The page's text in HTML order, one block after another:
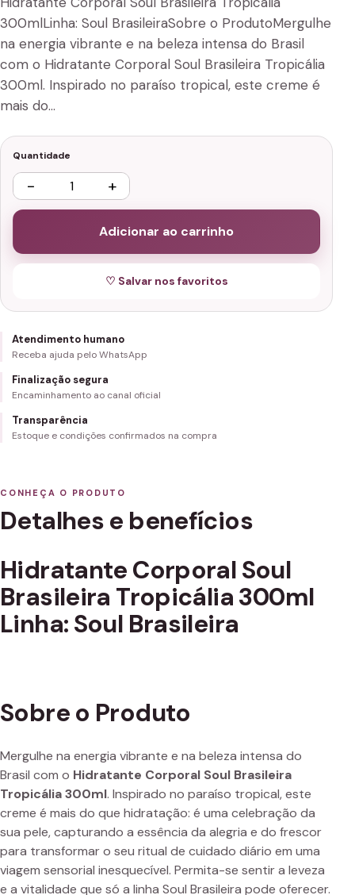
300mlLinha: Soul BrasileiraSobre o ProdutoMergulhe
na energia vibrante e na beleza intensa do Brasil
com o Hidratante Corporal Soul Brasileira Tropicália
300ml. Inspirado no paraíso tropical, este creme é
mais do…
Quantidade
− +
Adicionar ao carrinho
♡ Salvar nos favoritos
Atendimento humano
Receba ajuda pelo WhatsApp
Finalização segura
Encaminhamento ao canal oficial
Transparência
Estoque e condições confirmados na compra
CONHEÇA O PRODUTO
Detalhes e benefícios
Hidratante Corporal Soul
Brasileira Tropicália 300ml
Linha: Soul Brasileira
Sobre o Produto
Mergulhe na energia vibrante e na beleza intensa do
Brasil com o Hidratante Corporal Soul Brasileira
Tropicália 300ml. Inspirado no paraíso tropical, este
creme é mais do que hidratação: é uma celebração da
sua pele, capturando a essência da alegria e do frescor
para transformar o seu ritual de cuidado diário em uma
viagem sensorial inesquecível. Permita-se sentir a leveza
e a vitalidade que só a linha Soul Brasileira pode oferecer.